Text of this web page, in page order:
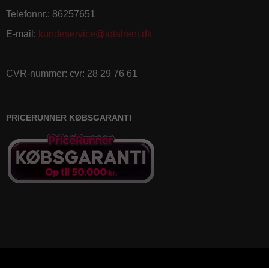
Telefonnr.: 86257651
E-mail : kundeservice@totalrent.dk
CVR-nummer: cvr: 28 29 76 61
PRICERUNNER KØBSGARANTI